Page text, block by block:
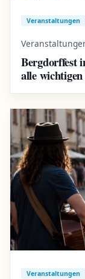
Veranstaltungen
Bergdorffest
alle
Veranstaltungen